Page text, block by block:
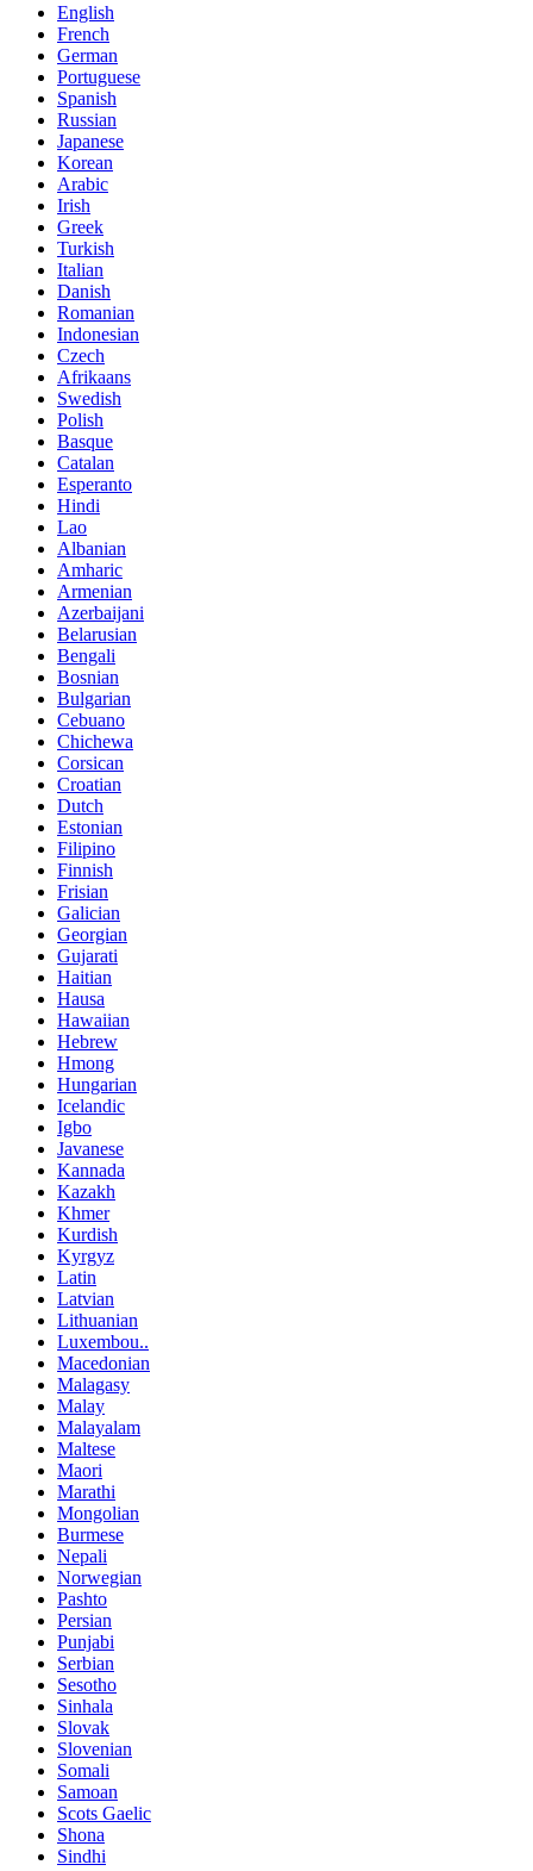
English
French
German
Portuguese
Spanish
Russian
Japanese
Korean
Arabic
Irish
Greek
Turkish
Italian
Danish
Romanian
Indonesian
Czech
Afrikaans
Swedish
Polish
Basque
Catalan
Esperanto
Hindi
Lao
Albanian
Amharic
Armenian
Azerbaijani
Belarusian
Bengali
Bosnian
Bulgarian
Cebuano
Chichewa
Corsican
Croatian
Dutch
Estonian
Filipino
Finnish
Frisian
Galician
Georgian
Gujarati
Haitian
Hausa
Hawaiian
Hebrew
Hmong
Hungarian
Icelandic
Igbo
Javanese
Kannada
Kazakh
Khmer
Kurdish
Kyrgyz
Latin
Latvian
Lithuanian
Luxembou..
Macedonian
Malagasy
Malay
Malayalam
Maltese
Maori
Marathi
Mongolian
Burmese
Nepali
Norwegian
Pashto
Persian
Punjabi
Serbian
Sesotho
Sinhala
Slovak
Slovenian
Somali
Samoan
Scots Gaelic
Shona
Sindhi